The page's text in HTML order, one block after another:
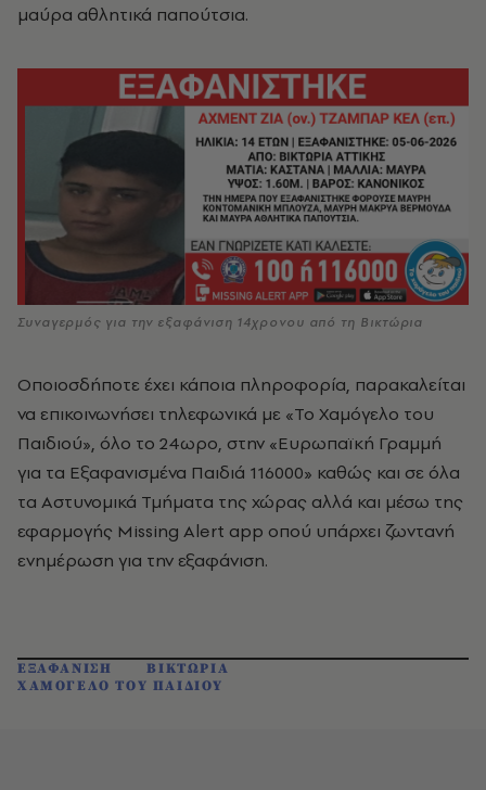
μαύρα αθλητικά παπούτσια.
Συναγερμός για την εξαφάνιση 14χρονου από τη Βικτώρια
Οποιοσδήποτε έχει κάποια πληροφορία, παρακαλείται
να επικοινωνήσει τηλεφωνικά με «Το Χαμόγελο του
Παιδιού», όλο το 24ωρο, στην «Ευρωπαϊκή Γραμμή
για τα Εξαφανισμένα Παιδιά 116000» καθώς και σε όλα
τα Αστυνομικά Τμήματα της χώρας αλλά και μέσω της
εφαρμογής Missing Alert app οπού υπάρχει ζωντανή
ενημέρωση για την εξαφάνιση.
ΕΞΑΦΑΝΙΣΗ
ΒΙΚΤΩΡΙΑ
ΧΑΜΟΓΕΛΟ ΤΟΥ ΠΑΙΔΙΟΥ